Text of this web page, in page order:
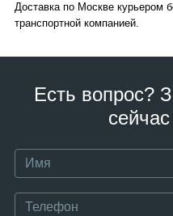
Доставка по Москве курьером
транспортной компанией.
Есть вопрос?